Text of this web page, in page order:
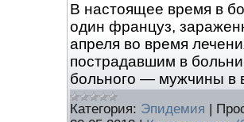
В настоящее время в
один француз,
апреля во время
пострадавшим в
больного — мужчины в
Категория: Эпидемия